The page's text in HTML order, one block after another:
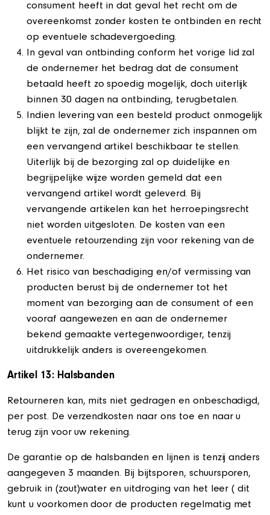
consument heeft in dat geval het recht om de
overeenkomst zonder kosten te ontbinden en recht
op eventuele schadevergoeding.
In geval van ontbinding conform het vorige lid zal
de ondernemer het bedrag dat de consument
betaald heeft zo spoedig mogelijk, doch uiterlijk
binnen 30 dagen na ontbinding, terugbetalen.
Indien levering van een besteld product onmogelijk
blijkt te zijn, zal de ondernemer zich inspannen om
een vervangend artikel beschikbaar te stellen.
Uiterlijk bij de bezorging zal op duidelijke en
begrijpelijke wijze worden gemeld dat een
vervangend artikel wordt geleverd. Bij
vervangende artikelen kan het herroepingsrecht
niet worden uitgesloten. De kosten van een
eventuele retourzending zijn voor rekening van de
ondernemer.
Het risico van beschadiging en/of vermissing van
producten berust bij de ondernemer tot het
moment van bezorging aan de consument of een
vooraf aangewezen en aan de ondernemer
bekend gemaakte vertegenwoordiger, tenzij
uitdrukkelijk anders is overeengekomen.
Artikel 13: Halsbanden
Retourneren kan, mits niet gedragen en onbeschadigd,
per post. De verzendkosten naar ons toe en naar u
terug zijn voor uw rekening.
De garantie op de halsbanden en lijnen is tenzij anders
aangegeven 3 maanden. Bij bijtsporen, schuursporen,
gebruik in (zout)water en uitdroging van het leer ( dit
kunt u voorkomen door de producten regelmatig met